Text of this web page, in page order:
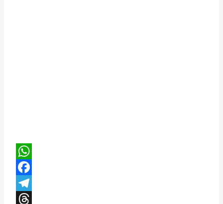
WhatsApp
Facebook
Telegram